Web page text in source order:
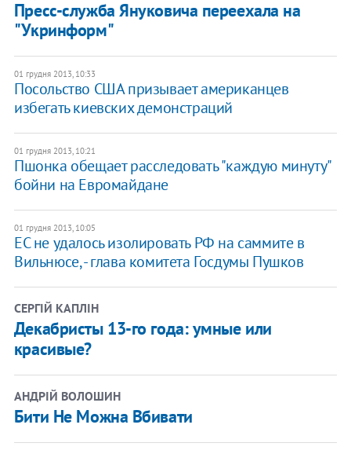
​Пресс-служба Януковича переехала на
"Укринформ"
01 грудня 2013, 10:33
Посольство США призывает американцев
избегать киевских демонстраций
01 грудня 2013, 10:21
Пшонка обещает расследовать "каждую минуту"
бойни на Евромайдане
01 грудня 2013, 10:05
ЕС не удалось изолировать РФ на саммите в
Вильнюсе, - глава комитета Госдумы Пушков
СЕРГІЙ КАПЛІН
Декабристы 13-го года: умные или
красивые?
АНДРІЙ ВОЛОШИН
Бити Не Можна Вбивати